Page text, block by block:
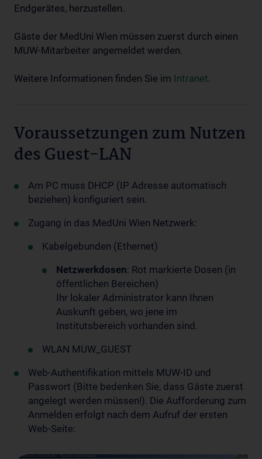
Endgerätes, herzustellen.
Gäste der MedUni Wien müssen zuerst durch einen
MUW-Mitarbeiter angemeldet werden.
Weitere Informationen finden Sie im Intranet.
Voraussetzungen zum Nutzen
des Guest-LAN
Am PC muss DHCP (IP Adresse automatisch
beziehen) konfiguriert sein.
Zugang in das MedUni Wien Netzwerk:
Kabelgebunden (Ethernet)
Netzwerkdosen: Rot markierte Dosen (in
öffentlichen Bereichen)
Ihr lokaler Administrator kann Ihnen
Auskunft geben, wo jene im
Institutsbereich vorhanden sind.
WLAN MUW_GUEST
Web-Authentifikation mittels MUW-ID und
Passwort (Bitte bedenken Sie, dass Gäste zuerst
angelegt werden müssen!). Die Aufforderung zum
Anmelden erfolgt nach dem Aufruf der ersten
Web-Seite: